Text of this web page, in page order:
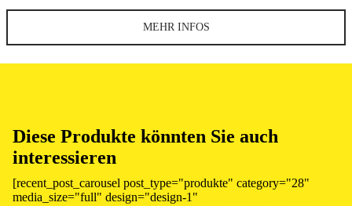
MEHR INFOS
Diese Produkte könnten Sie auch
interessieren
[recent_post_carousel post_type="produkte" category="28"
media_size="full" design="design-1"